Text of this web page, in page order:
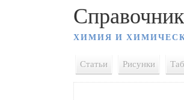
ХИМИЯ И
Статьи Рисунки